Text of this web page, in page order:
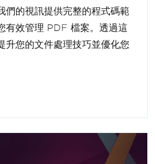
們的視訊提供完整的程式碼範
有效管理 PDF 檔案。透過這
升您的文件處理技巧並優化您